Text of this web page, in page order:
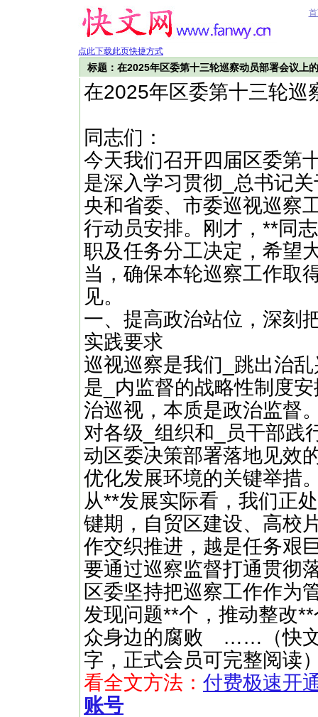
点此下载此页快捷方式
标题：在2025年区委第十三轮巡察动员部署会议上
在2025年区委第十三轮巡
同志们：
今天我们召开四届区委第
是深入学习贯彻_总书记
央和省委、市委巡视巡察
行动员安排。刚才，**同
职及任务分工决定，希望
当，确保本轮巡察工作取
见。
一、提高政治站位，深刻
实践要求
巡视巡察是我们_跳出治
是_内监督的战略性制度
治巡视，本质是政治监督
对各级_组织和_员干部践
动区委决策部署落地见效
优化发展环境的关键举措
从**发展实际看，我们正
键期，自贸区建设、高校
作交织推进，越是任务艰
要通过巡察监督打通贯彻
区委坚持把巡察工作作为
发现问题**个，推动整改
众身边的腐败 ……（快文
字，正式会员可完整阅
看全文方法： 付费极速开
账号